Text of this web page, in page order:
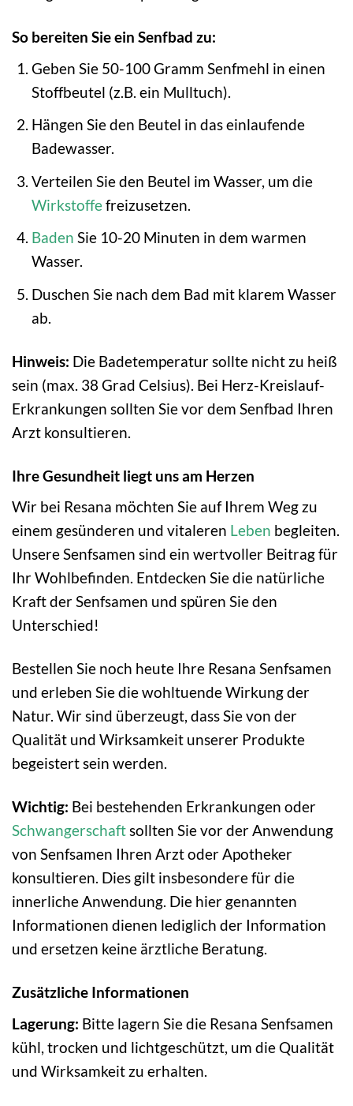
So bereiten Sie ein Senfbad zu:
Geben Sie 50-100 Gramm Senfmehl in einen
Stoffbeutel (z.B. ein Mulltuch).
Hängen Sie den Beutel in das einlaufende
Badewasser.
Verteilen Sie den Beutel im Wasser, um die
Wirkstoffefreizusetzen.
Baden Sie 10-20 Minuten in dem warmen
Wasser.
Duschen Sie nach dem Bad mit klarem Wasser
ab.
Hinweis: Die Badetemperatur sollte nicht zu heiß
sein (max. 38 Grad Celsius). Bei Herz-Kreislauf-
Erkrankungen sollten Sie vor dem Senfbad Ihren
Arzt konsultieren.
Ihre Gesundheit liegt uns am Herzen
Wir bei Resana möchten Sie auf Ihrem Weg zu
einem gesünderen und vitaleren Leben begleiten.
Unsere Senfsamen sind ein wertvoller Beitrag für
Ihr Wohlbefinden. Entdecken Sie die natürliche
Kraft der Senfsamen und spüren Sie den
Unterschied!
Bestellen Sie noch heute Ihre Resana Senfsamen
und erleben Sie die wohltuende Wirkung der
Natur. Wir sind überzeugt, dass Sie von der
Qualität und Wirksamkeit unserer Produkte
begeistert sein werden.
Wichtig: Bei bestehenden Erkrankungen oder
Schwangerschaftsollten Sie vor der Anwendung
von Senfsamen Ihren Arzt oder Apotheker
konsultieren. Dies gilt insbesondere für die
innerliche Anwendung. Die hier genannten
Informationen dienen lediglich der Information
und ersetzen keine ärztliche Beratung.
Zusätzliche Informationen
Lagerung: Bitte lagern Sie die Resana Senfsamen
kühl, trocken und lichtgeschützt, um die Qualität
und Wirksamkeit zu erhalten.